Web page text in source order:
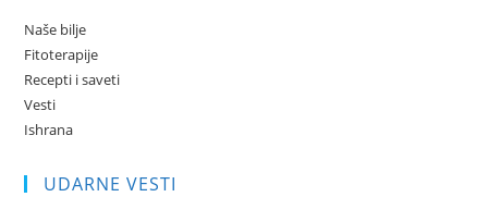
Naše bilje
Fitoterapije
Recepti i saveti
Vesti
Ishrana
UDARNE VESTI